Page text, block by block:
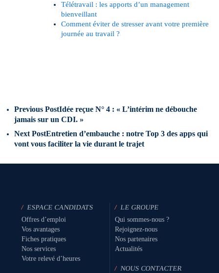
Télétravail : les apports d’un management
bienveillant
Comment éviter de stresser avant votre première
journée au travail ?
Previous PostIdée reçue N° 4 : « L’intérim ne débouche
jamais sur un CDI. »
Next PostEntretien d’embauche : notre Top 3 des apps qui
vont vous faciliter la vie durant le trajet
/ ESPACE CANDIDATS
Offres d’emploi
Vos avantages
Fiches pratiques
Nos services
Votre relevé d’heures
/ LE GROUPE
Qui sommes-nous ?
Rejoignez-nous
Nos partenaires
Actualités
/NOUS CONTACTER